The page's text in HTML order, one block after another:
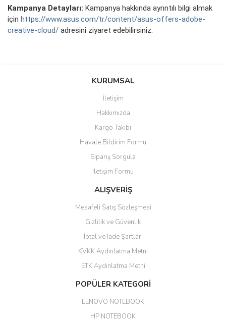
Kampanya Detayları: Kampanya hakkında ayrıntılı bilgi almak
için https://www.asus.com/tr/content/asus-offers-adobe-
creative-cloud/ adresini ziyaret edebilirsiniz.
Bu ürüne ilk yorumu siz yapın!
güzel paketlenmiş ama yanında
hediye olarak bu alan kamera
ile 24 izlenmektedir diye küçük
bir tabela olsa daha hoş
hızlı güvenli bir alışveriş oldu
Yalçın Kaya | 20/06/2026
ahmet yiğit | 29/04/2026
Aldığım ürün kapalı kutu teslim
edildi. Teşekkür ederim.
GÜRKAN KETHÜDAOĞLU |
KURUMSAL
İletişim
Hakkımızda
Kargo Takibi
Havale Bildirim Formu
Sipariş Sorgula
İletişim Formu
ALIŞVERİŞ
Mesafeli Satış Sözleşmesi
Gizlilik ve Güvenlik
İptal ve İade Şartları
KVKK Aydınlatma Metni
ETK Aydınlatma Metni
POPÜLER KATEGORİ
LENOVO NOTEBOOK
HP NOTEBOOK